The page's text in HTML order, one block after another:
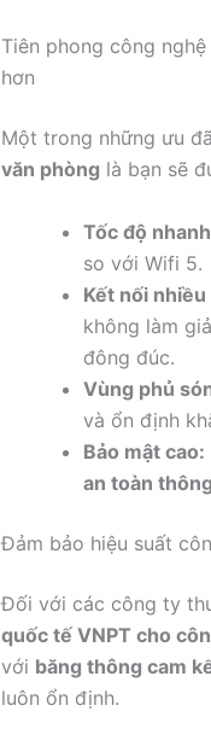
Tiên phong công
hơn
Một trong những ưu
văn phòng là bạn sẽ
Tốc độ
so với Wifi 5.
Kết nối
không làm
đông đúc.
Vùng phủ
và ổn định
Bảo mật cao:
an toàn
Đảm bảo hiệu suất
Đối với các công ty
quốc tế VNPT cho
với băng thông cam
luôn ổn định.